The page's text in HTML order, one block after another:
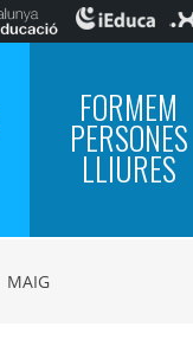
FORMEM
PERSONES
LLIURES
MAIG